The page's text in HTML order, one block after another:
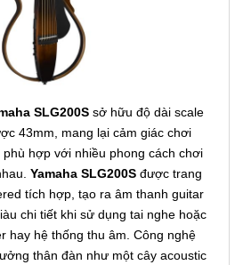
SLG200S sở hữu độ dài scale
43mm, mang lại cảm giác chơi
phù hợp với nhiều phong cách chơi
Yamaha SLG200S được trang
tích hợp, tạo ra âm thanh guitar
chi tiết khi sử dụng tai nghe hoặc
hay hệ thống thu âm. Công nghệ
thân đàn như một cây acoustic